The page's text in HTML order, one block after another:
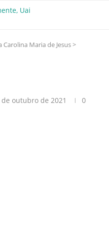
Carolina Maria de Jesus>
de outubro de 2021
0